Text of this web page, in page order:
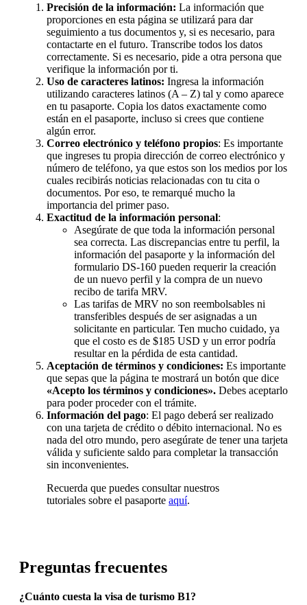
Precisión de la información: La información que
proporciones en esta página se utilizará para dar
seguimiento a tus documentos y, si es necesario, para
contactarte en el futuro. Transcribe todos los datos
correctamente. Si es necesario, pide a otra persona que
verifique la información por ti.
Uso de caracteres latinos: Ingresa la información
utilizando caracteres latinos (A – Z) tal y como aparece
en tu pasaporte. Copia los datos exactamente como
están en el pasaporte, incluso si crees que contiene
algún error.
Correo electrónico y teléfono propios: Es importante
que ingreses tu propia dirección de correo electrónico y
número de teléfono, ya que estos son los medios por los
cuales recibirás noticias relacionadas con tu cita o
documentos. Por eso, te remarqué mucho la
importancia del primer paso.
Exactitud de la información personal:
Asegúrate de que toda la información personal
sea correcta. Las discrepancias entre tu perfil, la
información del pasaporte y la información del
formulario DS-160 pueden requerir la creación
de un nuevo perfil y la compra de un nuevo
recibo de tarifa MRV.
Las tarifas de MRV no son reembolsables ni
transferibles después de ser asignadas a un
solicitante en particular. Ten mucho cuidado, ya
que el costo es de $185 USD y un error podría
resultar en la pérdida de esta cantidad.
Aceptación de términos y condiciones: Es importante
que sepas que la página te mostrará un botón que dice
«Acepto los términos y condiciones». Debes aceptarlo
para poder proceder con el trámite.
Información del pago: El pago deberá ser realizado
con una tarjeta de crédito o débito internacional. No es
nada del otro mundo, pero asegúrate de tener una tarjeta
válida y suficiente saldo para completar la transacción
sin inconvenientes.
Recuerda que puedes consultar nuestros
tutoriales sobre el pasaporte aquí.
Preguntas frecuentes
¿Cuánto cuesta la visa de turismo B1?